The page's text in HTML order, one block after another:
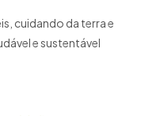
cuidando da terra e
e sustentável